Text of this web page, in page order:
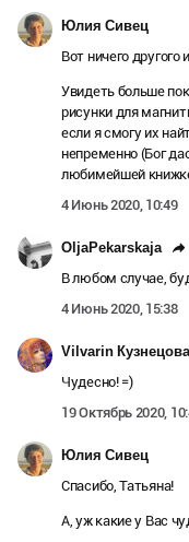
Юлия Сивец
Вот ничего
Увидеть больше
рисунки для
если я смогу их
непременно (Бог
любимейшей
4 Июнь 2020, 10:49
OljaPekarskaja
В любом случае,
4 Июнь 2020, 15:38
Vilvarin
Чудесно! =)
19 Октябрь 2020,
Юлия Сивец
Спасибо, Татьяна!
А, уж какие у Вас